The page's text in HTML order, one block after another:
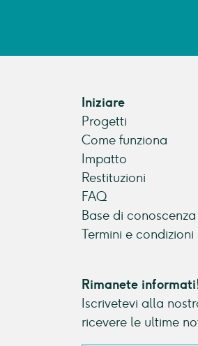
Iniziare
Progetti
Come funziona
Impatto
Restituzioni
FAQ
Base di conoscenza
Termini e condizioni
Rimanete
Iscrivetevi alla
ricevere le ultime